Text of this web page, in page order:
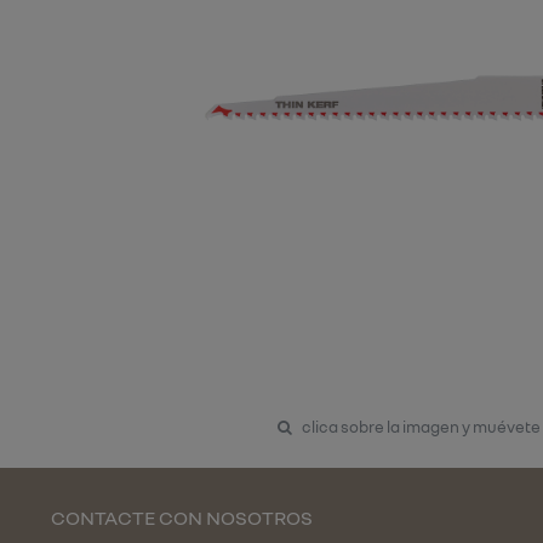
clica sobre la imagen y muévete
CONTACTE CON NOSOTROS